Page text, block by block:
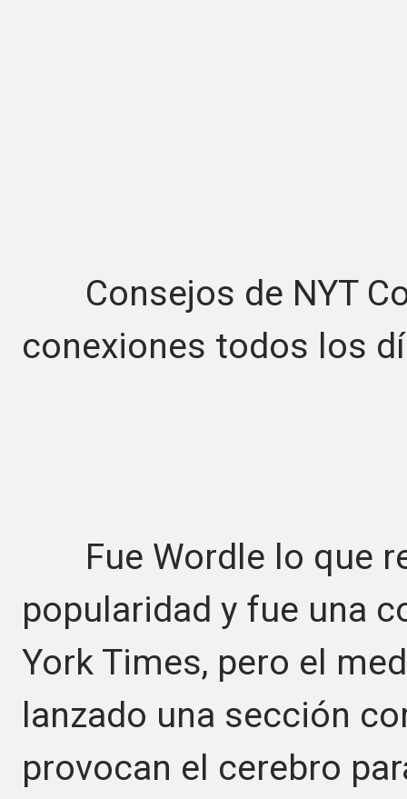
Consejos de NYT
conexiones todos los
Fue Wordle lo que
popularidad y fue una
York Times, pero el
lanzado una sección
provocan el cerebro